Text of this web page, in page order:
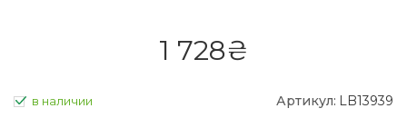
1 728₴
в наличии Артикул: LB13939